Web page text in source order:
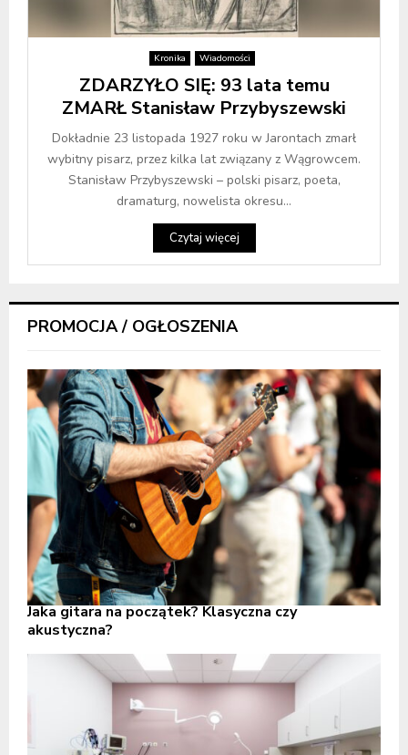
Kronika Wiadomości
ZDARZYŁO SIĘ: 93 lata temu
ZMARŁ Stanisław Przybyszewski
Dokładnie 23 listopada 1927 roku w Jarontach zmarł
wybitny pisarz, przez kilka lat związany z Wągrowcem.
Stanisław Przybyszewski – polski pisarz, poeta,
dramaturg, nowelista okresu...
Czytaj więcej
PROMOCJA / OGŁOSZENIA
Jaka gitara na początek? Klasyczna czy
akustyczna?